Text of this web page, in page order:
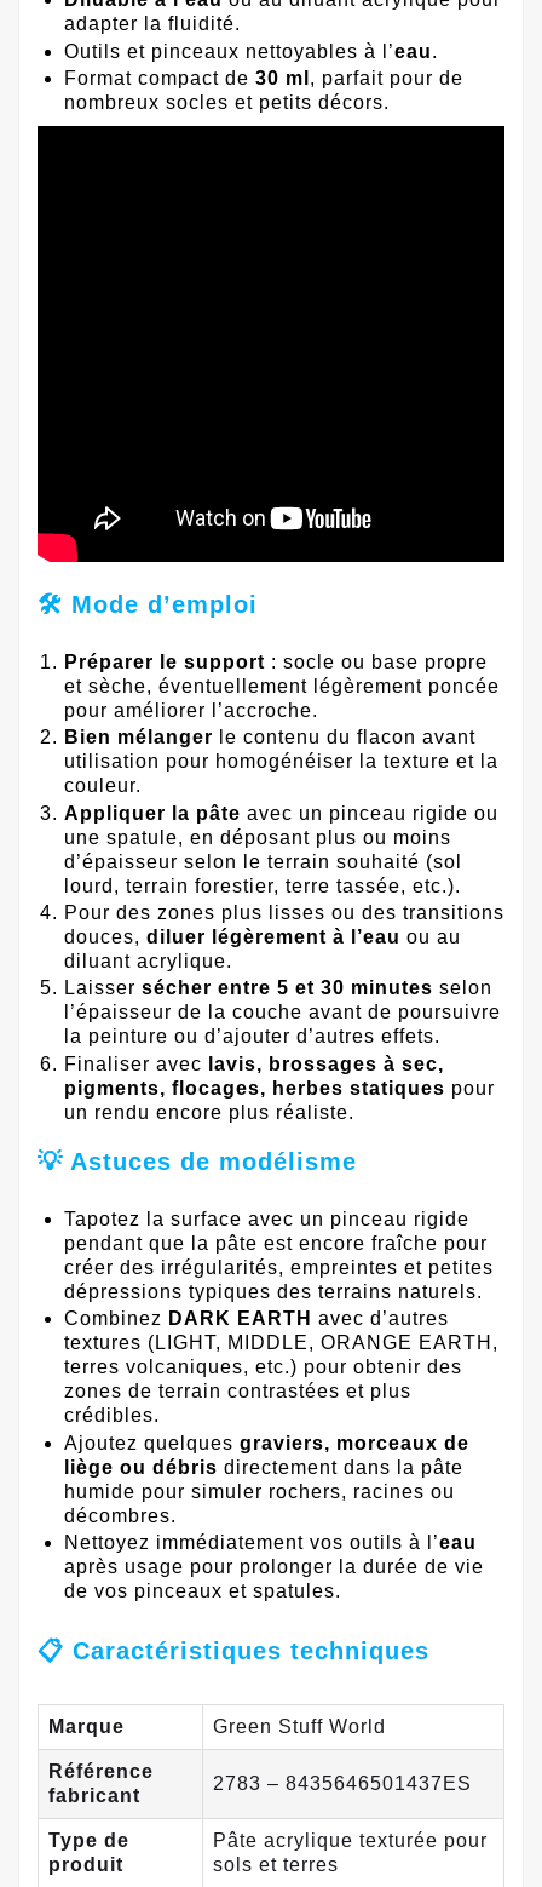
adapter la fluidité.
Outils et pinceaux nettoyables à l’eau.
Format compact de 30 ml , parfait pour de
nombreux socles et petits décors.
🛠️ Mode d’emploi
Préparer le support : socle ou base propre
et sèche, éventuellement légèrement poncée
pour améliorer l’accroche.
Bien mélanger le contenu du flacon avant
utilisation pour homogénéiser la texture et la
couleur.
Appliquer la pâte avec un pinceau rigide ou
une spatule, en déposant plus ou moins
d’épaisseur selon le terrain souhaité (sol
lourd, terrain forestier, terre tassée, etc.).
Pour des zones plus lisses ou des transitions
douces, diluer légèrement à l’eau ou au
diluant acrylique.
Laisser sécher entre 5 et 30 minutes selon
l’épaisseur de la couche avant de poursuivre
la peinture ou d’ajouter d’autres effets.
Finaliser avec
lavis, brossages à sec,
pigments, flocages, herbes statiques pour
un rendu encore plus réaliste.
💡 Astuces de modélisme
Tapotez la surface avec un pinceau rigide
pendant que la pâte est encore fraîche pour
créer des irrégularités, empreintes et petites
dépressions typiques des terrains naturels.
Combinez DARK EARTH avec d’autres
textures (LIGHT, MIDDLE, ORANGE EARTH,
terres volcaniques, etc.) pour obtenir des
zones de terrain contrastées et plus
crédibles.
Ajoutez quelques graviers, morceaux de
liège ou débris directement dans la pâte
humide pour simuler rochers, racines ou
décombres.
Nettoyez immédiatement vos outils à l’eau
après usage pour prolonger la durée de vie
de vos pinceaux et spatules.
📋 Caractéristiques techniques
Marque Green Stuff World
Référence
fabricant
2783 – 8435646501437ES
Type de
produit
Pâte acrylique texturée pour
sols et terres